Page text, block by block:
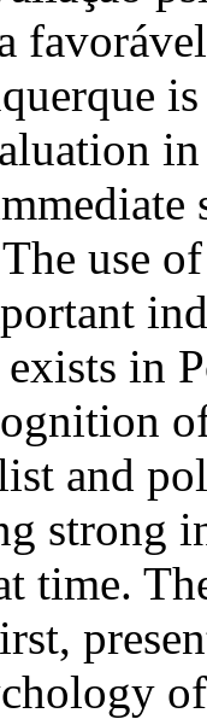
use
in
and
strong
time.